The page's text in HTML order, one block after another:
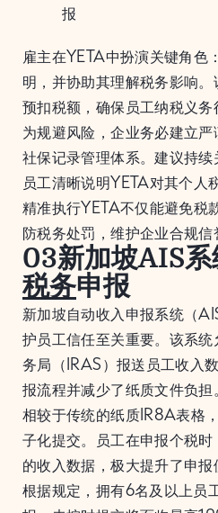
报
雇主在YETA中扮演关键角色
明，并协助其理解税务影响
预扣税额，确保员工纳税义务
为规避风险，企业务必建立
社保记录管理体系。建议持
员工清晰说明YETA对其个人
精准执行YETA不仅能避免税
防税务处罚，维护企业合规信
03新加坡AIS系
税务申报
新加坡自动收入申报系统（
护员工信任至关重要。该系
务局（IRAS）报送员工收入
报流程并减少了纸质文件负担。
相较于传统的纸质IR8A表格
子化提交。员工在申报个税
的收入数据，极大提升了申报
根据规定，拥有6名及以上员